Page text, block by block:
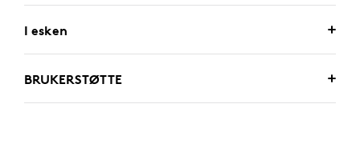
I esken
BRUKERSTØTTE